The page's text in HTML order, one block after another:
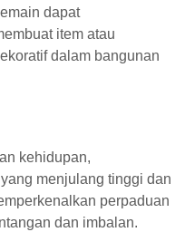
dapat
item atau
dalam bangunan
kehidupan,
menjulang tinggi dan
perpaduan
dan imbalan.